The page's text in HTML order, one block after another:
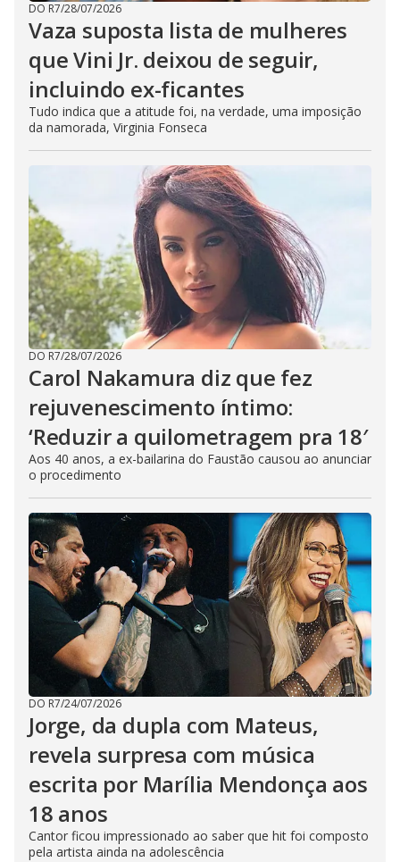
DO R7/28/07/2026
Vaza suposta lista de mulheres
que Vini Jr. deixou de seguir,
incluindo ex-ficantes
Tudo indica que a atitude foi, na verdade, uma imposição
da namorada, Virginia Fonseca
DO R7/28/07/2026
Carol Nakamura diz que fez
rejuvenescimento íntimo:
‘Reduzir a quilometragem pra 18′
Aos 40 anos, a ex-bailarina do Faustão causou ao anunciar
o procedimento
DO R7/24/07/2026
Jorge, da dupla com Mateus,
revela surpresa com música
escrita por Marília Mendonça aos
18 anos
Cantor ficou impressionado ao saber que hit foi composto
pela artista ainda na adolescência